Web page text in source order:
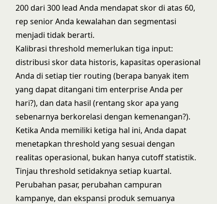
200 dari 300 lead Anda mendapat skor di atas 60,
rep senior Anda kewalahan dan segmentasi
menjadi tidak berarti.
Kalibrasi threshold memerlukan tiga input:
distribusi skor data historis, kapasitas operasional
Anda di setiap tier routing (berapa banyak item
yang dapat ditangani tim enterprise Anda per
hari?), dan data hasil (rentang skor apa yang
sebenarnya berkorelasi dengan kemenangan?).
Ketika Anda memiliki ketiga hal ini, Anda dapat
menetapkan threshold yang sesuai dengan
realitas operasional, bukan hanya cutoff statistik.
Tinjau threshold setidaknya setiap kuartal.
Perubahan pasar, perubahan campuran
kampanye, dan ekspansi produk semuanya